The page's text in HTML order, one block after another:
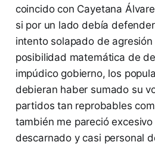
coincido con Cayetana
si por un lado debía
intento solapado de
posibilidad matemática de
impúdico gobierno, los
debieran haber sumado su
partidos tan reprobables
también me pareció
descarnado y casi personal